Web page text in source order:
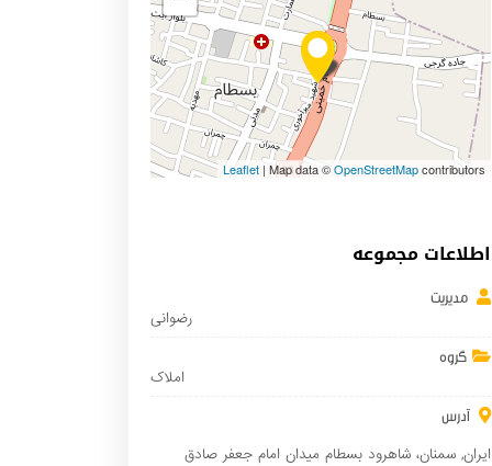
Leaflet | Map data ©OpenStreetMapcontributors
اطلاعات مجموعه
مدیریت
رضوانی
گروه
املاک
آدرس
ایران, سمنان، شاهرود بسطام میدان امام جعفر صادق